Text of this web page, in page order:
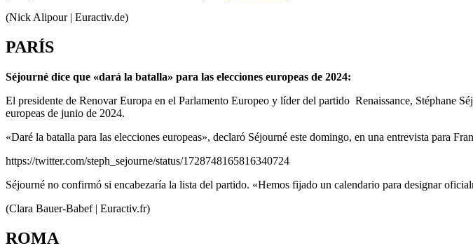
(Nick Alipour | Euractiv.de)
PARÍS
Séjourné dice que «dará la batalla» para las elecciones europeas de 2024:
El presidente de Renovar Europa en el Parlamento Europeo y líder del partido Renaissance, Stéphane
europeas de junio de 2024.
«Daré la batalla para las elecciones europeas», declaró Séjourné este domingo, en una entrevista para
https://twitter.com/steph_sejourne/status/1728748165816340724
Séjourné no confirmó si encabezaría la lista del partido. «Hemos fijado un calendario para designar
(Clara Bauer-Babef | Euractiv.fr)
ROMA